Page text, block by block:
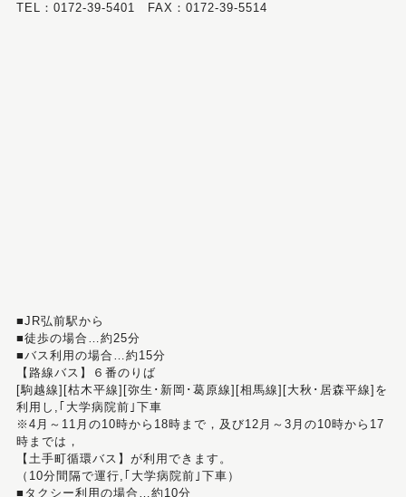
TEL：0172-39-5401 FAX：0172-39-5514
■JR弘前駅から
■徒歩の場合…約25分
■バス利用の場合…約15分
【路線バス】６番のりば
[駒越線][枯木平線][弥生･新岡･葛原線][相馬線][大秋･居森平線]を
利用し,｢大学病院前｣下車
※4月～11月の10時から18時まで，及び12月～3月の10時から17
時までは，
【土手町循環バス】が利用できます。
（10分間隔で運行,｢大学病院前｣下車）
■タクシー利用の場合…約10分